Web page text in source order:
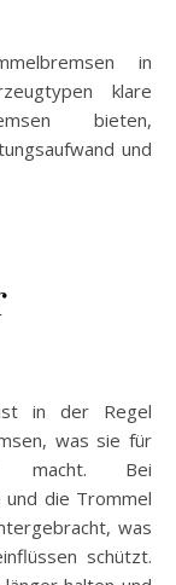
in
klare
bieten,
und
in der Regel
was sie für
macht. Bei
die Trommel
was
schützt.